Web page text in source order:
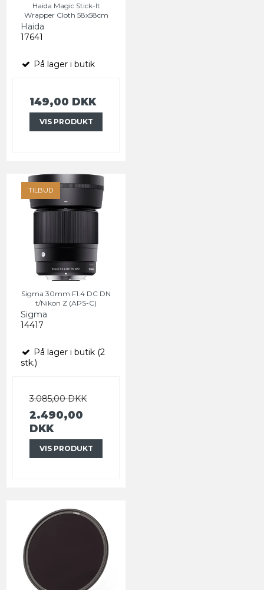
Haida Magic Stick-It
Wrapper Cloth 58x58cm
Haida
17641
På lager i butik
149,00 DKK
VIS PRODUKT
TILBUD
Sigma 30mm F1.4 DC DN
t/Nikon Z (APS-C)
Sigma
14417
På lager i butik (2
stk.)
3.085,00 DKK
2.490,00
DKK
VIS PRODUKT